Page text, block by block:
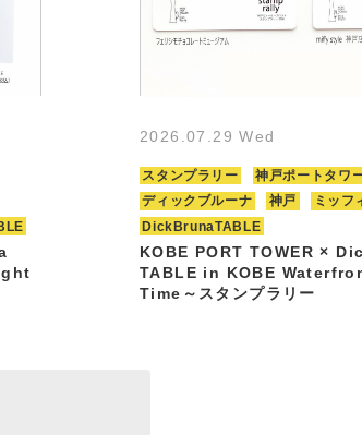
2026.07.29 Wed
スタンプラリー
神戸ポートタワ
ディックブルーナ
神戸
ミッフ
DickBrunaTABLE
KOBE PORT TOWER ×
TABLE in KOBE
Time～スタンプラリー